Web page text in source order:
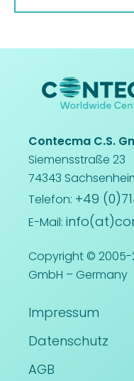
Contecma C.S.
Siemensstraße 23
74343
Telefon: +49
E-Mail:
Copyright © 2005-
GmbH – Germany
Impressum
Datenschutz
AGB